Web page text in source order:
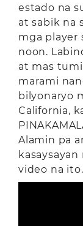
estado na
at sabik na
mga player
noon.
at mas
marami
bilyonaryo
California,
Alamin pa
video na ito.